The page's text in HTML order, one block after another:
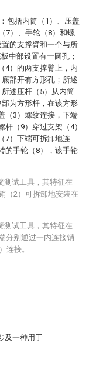
及一种用于
包括内筒（1）、压盖
7）、手轮（8）和螺
的支撑臂和一个与所
中部设置有一圆孔；
4）的两支撑臂上，内
部开有方形孔；所述
述压杆（5）从内筒
部为方形杆，在该方形
（3）螺纹连接，下端
（9）穿过支架（4）
7）下端可拆卸地连
的手轮（8），该手轮
测试工具，其特征在
（2）可拆卸地安装在
测试工具，其特征在
分别通过一内连接销
连接。